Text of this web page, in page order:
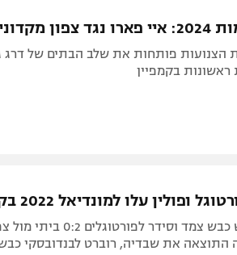
באר שבע
ליגות נוספות
מקדוניה
הצנועות פותחות את שלב הבתים של דרג
ראשונות בקמפיין
ופולין עלו למונדיאל 2022 בקטאר
ברונו פרננדש כבש צמד
התוצאה את שבדיה, רוברט לבנדובסקי